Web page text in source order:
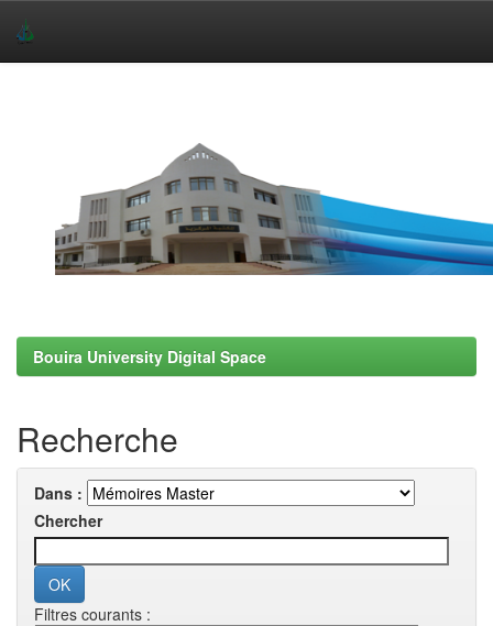
Bouira University Digital Space
Recherche
Dans :
Chercher
Filtres courants :